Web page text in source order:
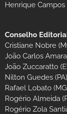
Henrique Campos
Conselho
Cristiane Nobre
João Carlos
João Zuccaratto
Nilton Guedes (PA)
Rafael Lobato
Rogério Almeida
Rogério Zola